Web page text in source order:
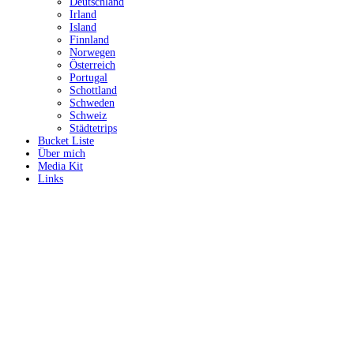
Irland
Island
Finnland
Norwegen
Österreich
Portugal
Schottland
Schweden
Schweiz
Städtetrips
Bucket Liste
Über mich
Media Kit
Links